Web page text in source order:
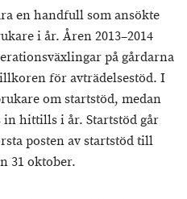
en handfull som ansökte
i år. Åren 2013–2014
på gårdarna
för avträdelsestöd. I
om startstöd, medan
hittills i år. Startstöd går
posten av startstöd till
31 oktober.